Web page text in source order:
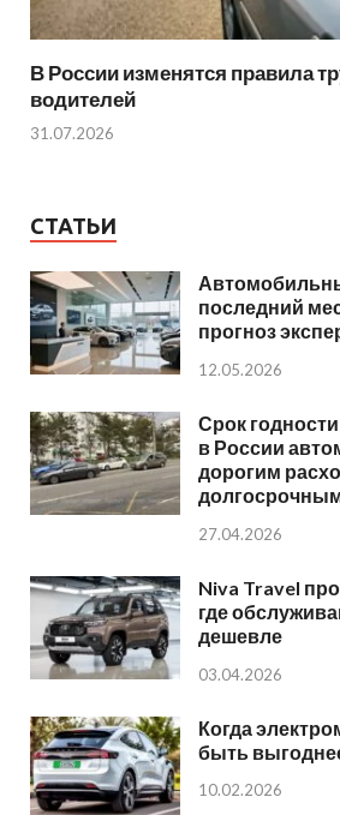
В России изменятся правила
водителей
31.07.2026
СТАТЬИ
последний
прогноз
12.05.2026
Срок
в России
дорогим
27.04.2026
Niva Travel
где
дешевле
03.04.2026
Когда
быть
10.02.2026